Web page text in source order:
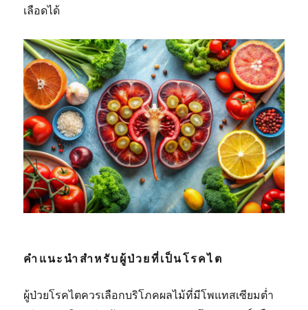
เลือดได้
คำแนะนำสำหรับผู้ป่วยที่เป็นโรคไต
ผู้ป่วยโรคไตควรเลือกบริโภคผลไม้ที่มีโพแทสเซียมต่ำ